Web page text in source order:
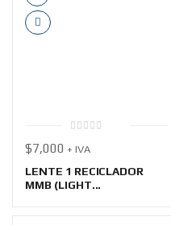
out
5
$7,000 + IVA
LENTE 1 RECICLADOR
MMB (LIGHT...